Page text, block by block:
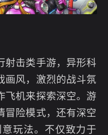
射击类手游，异形科
画风，激烈的战斗氛
飞机来探索深空。游
冒险模式，还有深空
玩法。不仅致力于